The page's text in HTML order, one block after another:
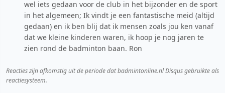
wel iets gedaan voor de club in het bijzonder en de sport
in het algemeen; Ik vindt je een fantastische meid (altijd
gedaan) en ik ben blij dat ik mensen zoals jou ken vanaf
dat we kleine kinderen waren, ik hoop je nog jaren te
zien rond de badminton baan. Ron
Reacties zijn afkomstig uit de periode dat badmintonline.nl Disqus gebruikte als
reactiesysteem.